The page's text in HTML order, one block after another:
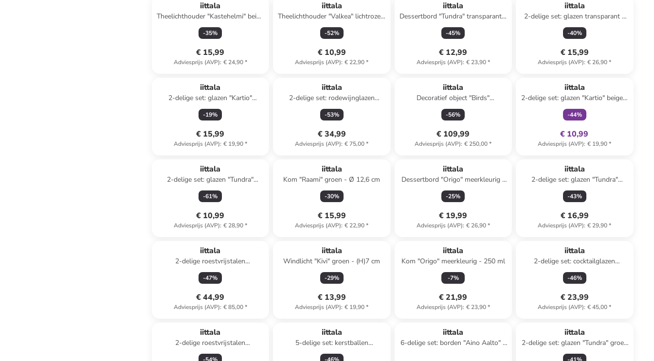
iittala
Theelichthouder "Kastehelmi" beige
- Ø 6,4 cm
-35%
€ 15,99
Adviesprijs (AVP): € 24,90*
iittala
Theelichthouder "Valkea" lichtroze -
Ø 6 cm
-52%
€ 10,99
Adviesprijs (AVP): € 22,90*
iittala
Dessertbord "Tundra" transparant -
Ø 15,4 cm
-45%
€ 12,99
Adviesprijs (AVP): € 23,90*
iittala
2-delige set: glazen transparant -
260 ml
-40%
€ 15,99
Adviesprijs (AVP): € 26,90*
iittala
2-delige set: glazen "Kartio"
lichtroze - 210 ml
-19%
€ 15,99
Adviesprijs (AVP): € 19,90*
iittala
2-delige set: rodewijnglazen
"Ultima" - 230 ml
-53%
€ 34,99
Adviesprijs (AVP): € 75,00*
iittala
Decoratief object "Birds"
lichtroze/blauw - (B)6 x (H)9,5 cm
-56%
€ 109,99
Adviesprijs (AVP): € 250,00*
iittala
2-delige set: glazen "Kartio" beige -
210 ml
-44%
€ 10,99
Adviesprijs (AVP): € 19,90*
iittala
2-delige set: glazen "Tundra"
transparant - 160 ml
-61%
€ 10,99
Adviesprijs (AVP): € 28,90*
iittala
Kom "Raami" groen - Ø 12,6 cm
-30%
€ 15,99
Adviesprijs (AVP): € 22,90*
iittala
Dessertbord "Origo" meerkleurig -
Ø 20 cm
-25%
€ 19,99
Adviesprijs (AVP): € 26,90*
iittala
2-delige set: glazen "Tundra"
transparant - 290 ml
-43%
€ 16,99
Adviesprijs (AVP): € 29,90*
iittala
2-delige roestvrijstalen
saladebestekset "Artik"
-47%
€ 44,99
Adviesprijs (AVP): € 85,00*
iittala
Windlicht "Kivi" groen - (H)7 cm
-29%
€ 13,99
Adviesprijs (AVP): € 19,90*
iittala
Kom "Origo" meerkleurig - 250 ml
-7%
€ 21,99
Adviesprijs (AVP): € 23,90*
iittala
2-delige set: cocktailglazen
"Essence" - 630 ml
-46%
€ 23,99
Adviesprijs (AVP): € 45,00*
iittala
2-delige roestvrijstalen
saladebestekset "Citterio 98" - (L)24
iittala
5-delige set: kerstballen
beige/oranje/rood - Ø 4 cm
iittala
6-delige set: borden "Aino Aalto" -
iittala
2-delige set: glazen "Tundra" groen
- 160 ml